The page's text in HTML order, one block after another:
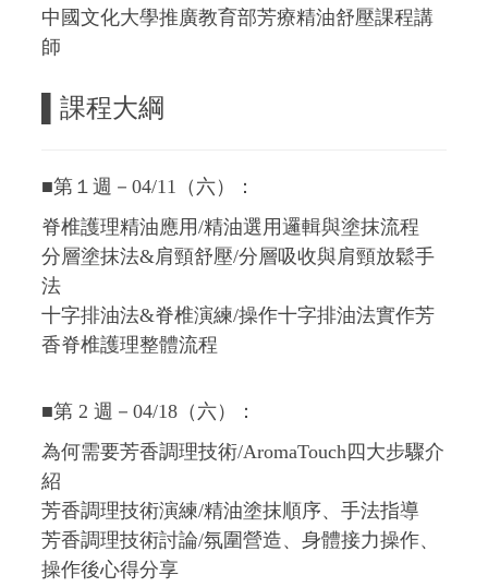
中國文化大學推廣教育部芳療精油舒壓課程講
師
課程大綱
■第１週－04/11（六）：
脊椎護理精油應用/精油選用邏輯與塗抹流程
分層塗抹法&肩頸舒壓/分層吸收與肩頸放鬆手
法
十字排油法&脊椎演練/操作十字排油法實作芳
香脊椎護理整體流程
■第 2 週－04/18（六）：
為何需要芳香調理技術/AromaTouch四大步驟介
紹
芳香調理技術演練/精油塗抹順序、手法指導
芳香調理技術討論/氛圍營造、身體接力操作、
操作後心得分享